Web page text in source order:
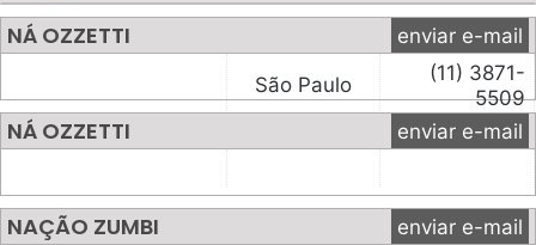
NÁ OZZETTI enviar e-mail
São Paulo
(11) 3871-
5509
NÁ OZZETTI enviar e-mail
NAÇÃO ZUMBI enviar e-mail